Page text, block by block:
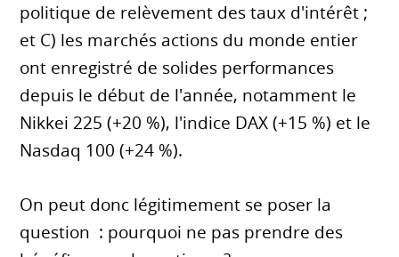
politique de relèvement des taux d'intérêt ;
et C) les marchés actions du monde entier
ont enregistré de solides performances
depuis le début de l'année, notamment le
Nikkei 225 (+20 %), l'indice DAX (+15 %) et le
Nasdaq 100 (+24 %).
On peut donc légitimement se poser la
question : pourquoi ne pas prendre des